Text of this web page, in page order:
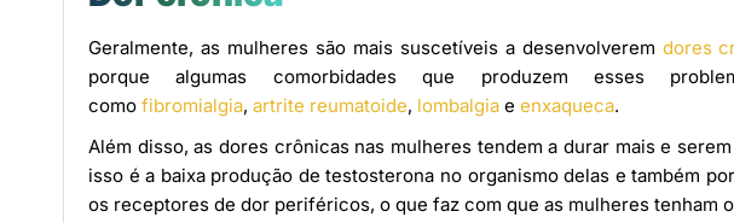
Geralmente, as mulheres são mais suscetíveis a desenvolverem dores
porque algumas comorbidades que produzem esses
como fibromialgia, artrite reumatoide, lombalgia e enxaqueca.
Além disso, as dores crônicas nas mulheres tendem a durar mais e
isso é a baixa produção de testosterona no organismo delas e também
os receptores de dor periféricos, o que faz com que as mulheres tenham